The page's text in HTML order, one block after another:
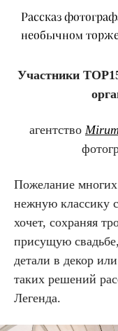
Рассказ
необычном
Участники
агентство
Пожелание
нежную классику
хочет, сохраняя
присущую
детали в декор
таких решений
Легенда.